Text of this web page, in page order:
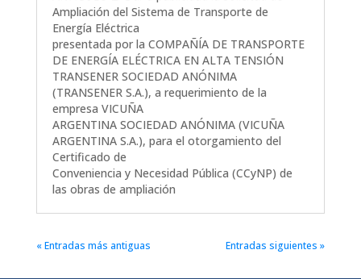
Ampliación del Sistema de Transporte de
Energía Eléctrica
presentada por la COMPAÑÍA DE TRANSPORTE
DE ENERGÍA ELÉCTRICA EN ALTA TENSIÓN
TRANSENER SOCIEDAD ANÓNIMA
(TRANSENER S.A.), a requerimiento de la
empresa VICUÑA
ARGENTINA SOCIEDAD ANÓNIMA (VICUÑA
ARGENTINA S.A.), para el otorgamiento del
Certificado de
Conveniencia y Necesidad Pública (CCyNP) de
las obras de ampliación
« Entradas más antiguas Entradas siguientes »